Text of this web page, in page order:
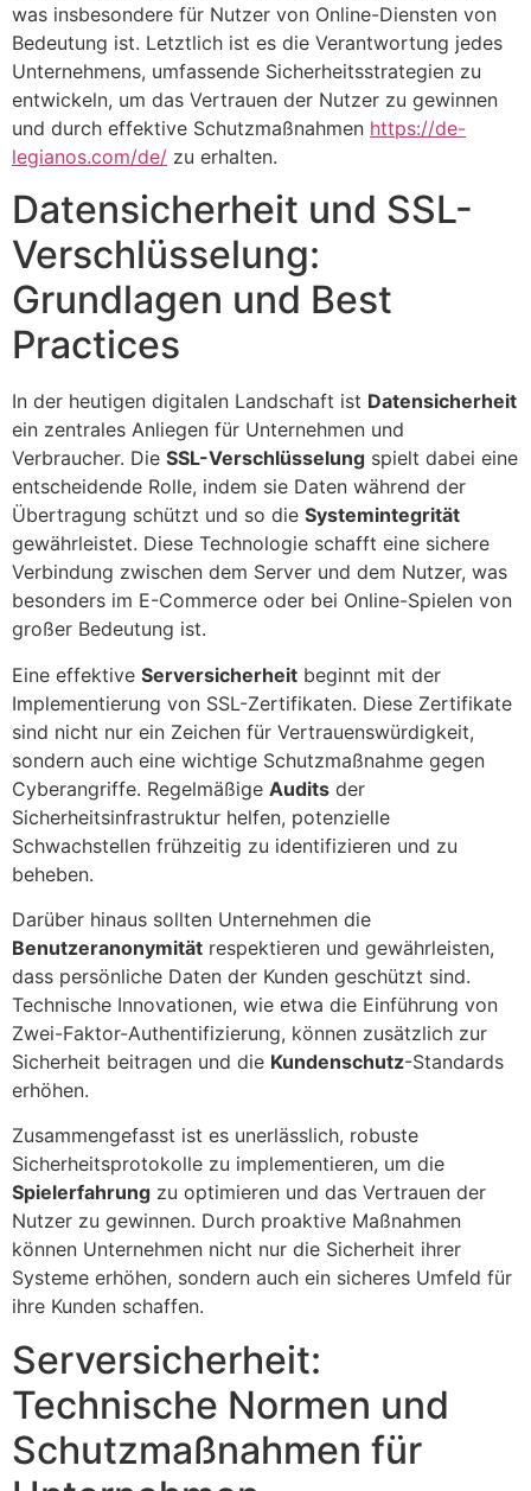
was insbesondere für Nutzer von Online-Diensten von
Bedeutung ist. Letztlich ist es die Verantwortung jedes
Unternehmens, umfassende Sicherheitsstrategien zu
entwickeln, um das Vertrauen der Nutzer zu gewinnen
und durch effektive Schutzmaßnahmen https://de-
legianos.com/de/ zu erhalten.
Datensicherheit und SSL-
Verschlüsselung:
Grundlagen und Best
Practices
In der heutigen digitalen Landschaft ist Datensicherheit
ein zentrales Anliegen für Unternehmen und
Verbraucher. Die SSL-Verschlüsselung spielt dabei eine
entscheidende Rolle, indem sie Daten während der
Übertragung schützt und so die Systemintegrität
gewährleistet. Diese Technologie schafft eine sichere
Verbindung zwischen dem Server und dem Nutzer, was
besonders im E-Commerce oder bei Online-Spielen von
großer Bedeutung ist.
Eine effektive Serversicherheit beginnt mit der
Implementierung von SSL-Zertifikaten. Diese Zertifikate
sind nicht nur ein Zeichen für Vertrauenswürdigkeit,
sondern auch eine wichtige Schutzmaßnahme gegen
Cyberangriffe. Regelmäßige Audits der
Sicherheitsinfrastruktur helfen, potenzielle
Schwachstellen frühzeitig zu identifizieren und zu
beheben.
Darüber hinaus sollten Unternehmen die
Benutzeranonymität respektieren und gewährleisten,
dass persönliche Daten der Kunden geschützt sind.
Technische Innovationen, wie etwa die Einführung von
Zwei-Faktor-Authentifizierung, können zusätzlich zur
Sicherheit beitragen und die Kundenschutz-Standards
erhöhen.
Zusammengefasst ist es unerlässlich, robuste
Sicherheitsprotokolle zu implementieren, um die
Spielerfahrung zu optimieren und das Vertrauen der
Nutzer zu gewinnen. Durch proaktive Maßnahmen
können Unternehmen nicht nur die Sicherheit ihrer
Systeme erhöhen, sondern auch ein sicheres Umfeld für
ihre Kunden schaffen.
Serversicherheit:
Technische Normen und
Schutzmaßnahmen für